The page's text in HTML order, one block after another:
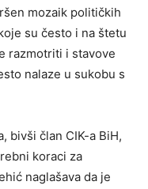
mozaik političkih
su često i na štetu
razmotriti i stavove
nalaze u sukobu s
bivši član CIK-a BiH,
koraci za
naglašava da je